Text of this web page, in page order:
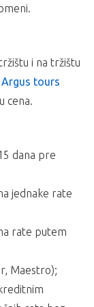
i na tržištu
Argus tours
cena.
dana pre
jednake rate
rate putem
Maestro);